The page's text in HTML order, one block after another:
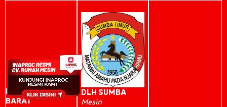
DKP KUTAI
BARAT
DLH SUMBA
Mesin